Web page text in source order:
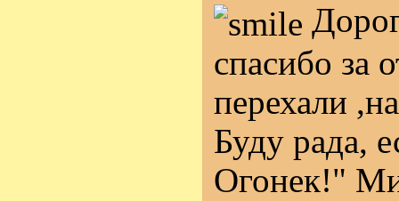
спасибо за
перехали
Буду рада,
Огонек!"